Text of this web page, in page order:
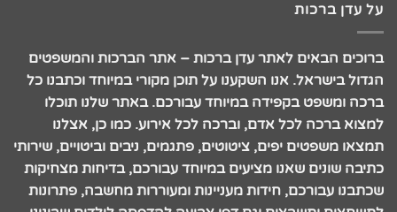
על עדן ברכות
ברוכים הבאים לאתר עדן ברכות – אתר הברכות והמשפטים
הגדול בישראל. אנו השקענו על תוכן מקורי במיוחד וכתבנו כל
ברכה ומשפט בקפידה במיוחד עבורכם. באתר שלנו תוכלו
למצוא ברכה לכל אדם, וברכה לכל אירוע. כמו כן, אצלנו
תמצאו משפטים יפים, ציטוטים, פתגמים, ניבים וביטויים, שירותי
כתיבה שונים שאנו מציעים במיוחד עבורכם, בדיחות מצחיקות
שכתבנו עבורכם, חידות מעניינות ומעוררות מחשבה, פתרונות